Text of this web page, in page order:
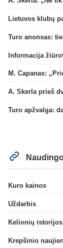
Turo anonsas:
Informacija
Turo apžvalga:
Kuro kainos
Uždarbis
Kelionių istorijos
Krepšinio